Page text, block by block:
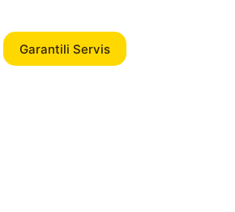
Garantili Servis